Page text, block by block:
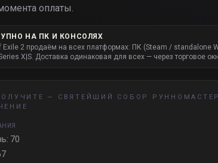
оплаты.
НА ПК И КОНСОЛЯХ
Exile 2 продаём на всех платформах: ПК (Steam / standalone
X|S. Доставка одинаковая для всех — через торговое
— СВЯТЕЙШИЙ СОБОР
70